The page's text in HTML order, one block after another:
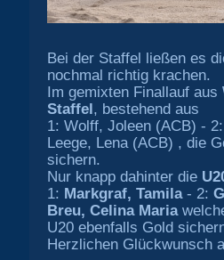
Bei der Staffel ließen es
nochmal richtig krachen.
Im gemixten Finallauf aus
Staffel, bestehend aus
1: Wolff, Joleen (ACB) - 2:
Leege, Lena (ACB) , die
sichern.
Nur knapp dahinter die
1: Markgraf, Tamila- 2:
Breu, Celina Maria
U20 ebenfalls Gold
Herzlichen Glückwunsch